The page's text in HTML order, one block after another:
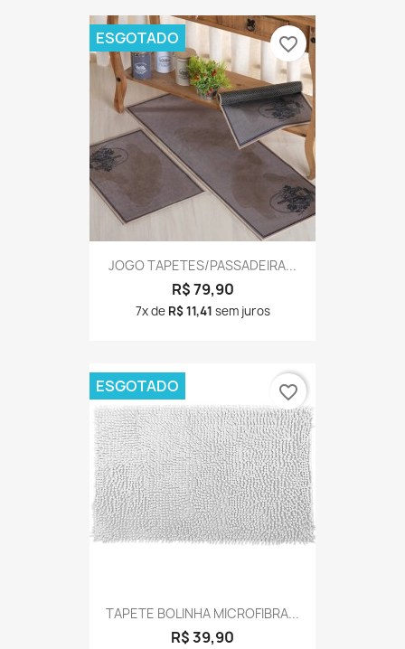
JOGO TAPETES/PASSADEIRA...
R$ 79,90
7x de R$ 11,41 sem juros
ESGOTADO favorite_border
TAPETE BOLINHA MICROFIBRA...
R$ 39,90
ESGOTADO favorite_border